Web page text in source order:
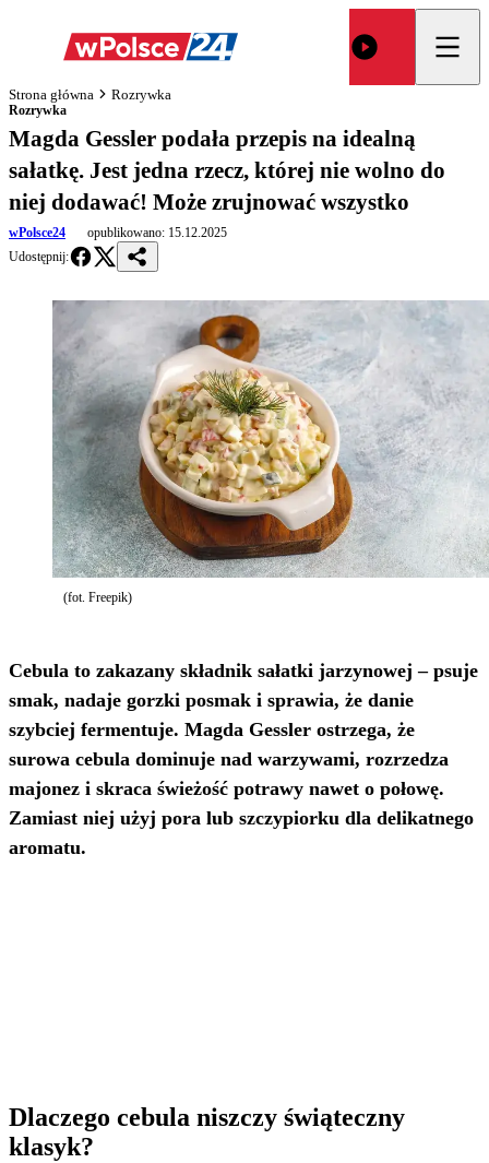
Strona główna Rozrywka
Rozrywka
Magda Gessler podała przepis na idealną
sałatkę. Jest jedna rzecz, której nie wolno do
niej dodawać! Może zrujnować wszystko
wPolsce24 opublikowano: 15.12.2025
Udostępnij:
(fot. Freepik)
Cebula to zakazany składnik sałatki jarzynowej – psuje
smak, nadaje gorzki posmak i sprawia, że danie
szybciej fermentuje. Magda Gessler ostrzega, że
surowa cebula dominuje nad warzywami, rozrzedza
majonez i skraca świeżość potrawy nawet o połowę.
Zamiast niej użyj pora lub szczypiorku dla delikatnego
aromatu.​
Dlaczego cebula niszczy świąteczny
klasyk?